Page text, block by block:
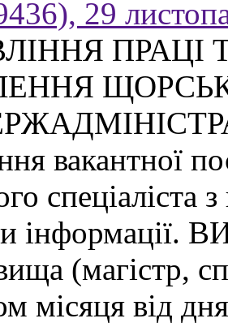
29
ПРАЦІ
вакантної
спеціаліста
(магістр,
місяця від